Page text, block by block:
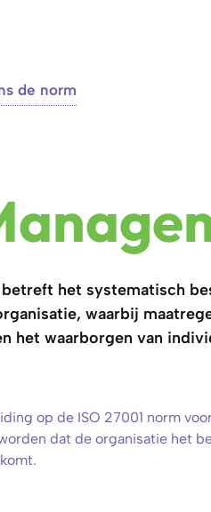
de norm
het systematisch
waarbij
het waarborgen van
op de ISO 27001 norm
dat de organisatie het